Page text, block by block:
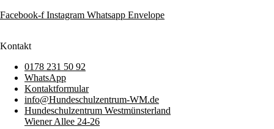
Facebook-f Instagram Whatsapp Envelope
Kontakt
0178 231 50 92
WhatsApp
Kontaktformular
info@Hundeschulzentrum-WM.de
Hundeschulzentrum Westmünsterland
Wiener Allee 24-26